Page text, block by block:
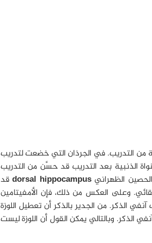
من التدريب. في الجرذان التي خضعت لتدريب
الذنبية بعد التدريب قد حسَّن من التدريب
الظهرانيdorsal hippocampusقد
وعلى العكس من ذلك، فإن الأمفيتامين
الذكر. من الجدير بالذكر أن تعطيل اللوزة
الذكر. وبالتالي يمكن القول أن اللوزة ليست